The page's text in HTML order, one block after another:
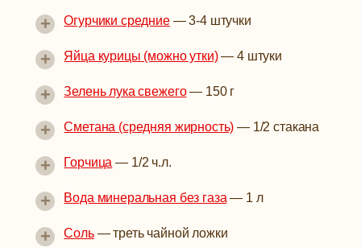
Огурчики средние—3-4 штучки
+
Яйца курицы (можно утки)—4 штуки
+
Зелень лука свежего— 150 г
+
Сметана (средняя жирность) — 1/2 стакана
+
Горчица — 1/2 ч.л.
+
Вода минеральная без газа — 1 л
+
Соль—треть чайной ложки
+